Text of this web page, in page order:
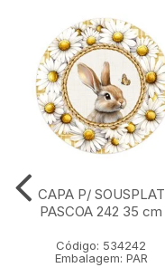
CAPA P/ SOUSPLAT
PASCOA 242 35 cm
Código: 534242
Embalagem: PAR